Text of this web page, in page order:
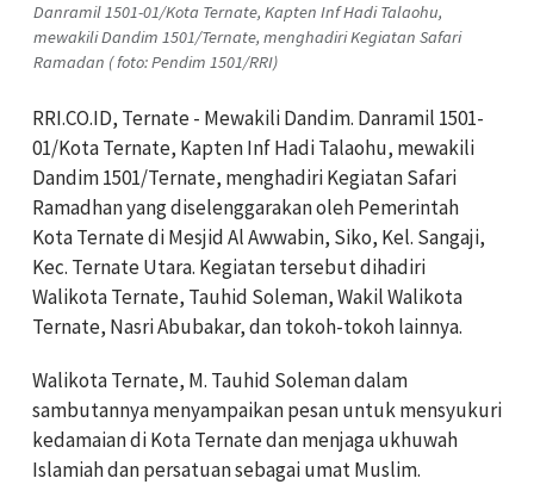
Danramil 1501-01/Kota Ternate, Kapten Inf Hadi Talaohu,
mewakili Dandim 1501/Ternate, menghadiri Kegiatan Safari
Ramadan ( foto: Pendim 1501/RRI)
RRI.CO.ID, Ternate - Mewakili Dandim. Danramil 1501-
01/Kota Ternate, Kapten Inf Hadi Talaohu, mewakili
Dandim 1501/Ternate, menghadiri Kegiatan Safari
Ramadhan yang diselenggarakan oleh Pemerintah
Kota Ternate di Mesjid Al Awwabin, Siko, Kel. Sangaji,
Kec. Ternate Utara. Kegiatan tersebut dihadiri
Walikota Ternate, Tauhid Soleman, Wakil Walikota
Ternate, Nasri Abubakar, dan tokoh-tokoh lainnya.
Walikota Ternate, M. Tauhid Soleman dalam
sambutannya menyampaikan pesan untuk mensyukuri
kedamaian di Kota Ternate dan menjaga ukhuwah
Islamiah dan persatuan sebagai umat Muslim.